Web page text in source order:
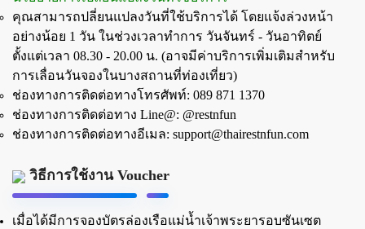
คุณสามารถปลี่ยนแปลงวันที่ใช้บริการได้ โดยแจ้งล่วงหน้า
อย่างน้อย 1 วัน ในช่วงเวลาทำการ วันจันทร์ - วันอาทิตย์
ตั้งแต่เวลา 08.30 - 20.00 น. (อาจมีค่าบริการเพิ่มเติมสำหรับ
การเลื่อนวันจองในบางสถานที่ท่องเที่ยว)
ช่องทางการติดต่อทางโทรศัพท์: 089 871 1370
ช่องทางการติดต่อทาง Line@: @restnfun
ช่องทางการติดต่อทางอีเมล: support@thairestnfun.com
วิธีการใช้งาน Voucher
เมื่อได้มีการจองบัตรล่องเรือแม่น้ำเจ้าพระยารอบซันเซต